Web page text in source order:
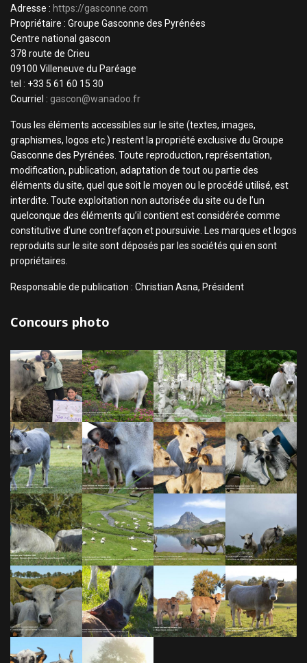
Adresse : https://gasconne.com
Propriétaire : Groupe Gasconne des Pyrénées
Centre national gascon
378 route de Crieu
09100 Villeneuve du Paréage
tel : +33 5 61 60 15 30
Courriel : gascon@wanadoo.fr
Tous les éléments accessibles sur le site (textes, images,
graphismes, logos etc.) restent la propriété exclusive du Groupe
Gasconne des Pyrénées. Toute reproduction, représentation,
modification, publication, adaptation de tout ou partie des
éléments du site, quel que soit le moyen ou le procédé utilisé, est
interdite. Toute exploitation non autorisée du site ou de l’un
quelconque des éléments qu’il contient est considérée comme
constitutive d’une contrefaçon et poursuivie. Les marques et logos
reproduits sur le site sont déposés par les sociétés qui en sont
propriétaires.
Responsable de publication : Christian Asna, Président
Concours photo